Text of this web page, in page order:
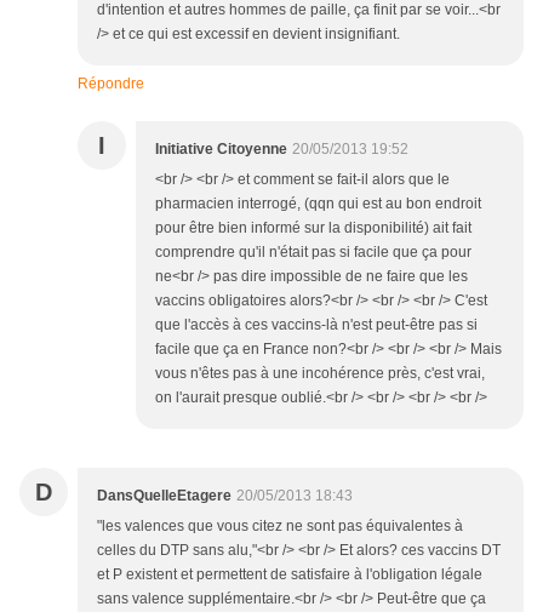
d'intention et autres hommes de paille, ça finit par se voir...<br
/> et ce qui est excessif en devient insignifiant.
Répondre
I Initiative Citoyenne 20/05/2013 19:52
<br /> <br /> et comment se fait-il alors que le
pharmacien interrogé, (qqn qui est au bon endroit
pour être bien informé sur la disponibilité) ait fait
comprendre qu'il n'était pas si facile que ça pour
ne<br /> pas dire impossible de ne faire que les
vaccins obligatoires alors?<br /> <br /> <br /> C'est
que l'accès à ces vaccins-là n'est peut-être pas si
facile que ça en France non?<br /> <br /> <br /> Mais
vous n'êtes pas à une incohérence près, c'est vrai,
on l'aurait presque oublié.<br /> <br /> <br /> <br />
D DansQuelleEtagere 20/05/2013 18:43
"les valences que vous citez ne sont pas équivalentes à
celles du DTP sans alu,"<br /> <br /> Et alors? ces vaccins DT
et P existent et permettent de satisfaire à l'obligation légale
sans valence supplémentaire.<br /> <br /> Peut-être que ça